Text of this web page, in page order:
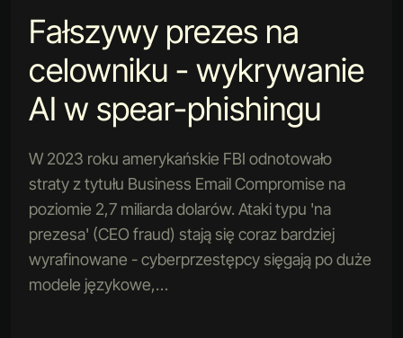
Fałszywy prezes na
celowniku - wykrywanie
AI w spear-phishingu
W 2023 roku amerykańskie FBI odnotowało
straty z tytułu Business Email Compromise na
poziomie 2,7 miliarda dolarów. Ataki typu 'na
prezesa' (CEO fraud) stają się coraz bardziej
wyrafinowane - cyberprzestępcy sięgają po duże
modele językowe,…